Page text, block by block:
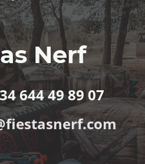
Nerf
644 49 89 07